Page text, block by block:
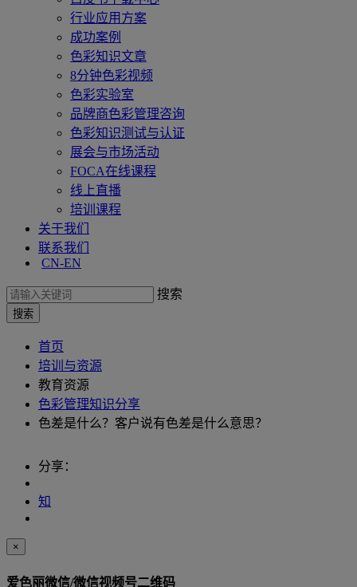
行业应用方案
成功案例
色彩知识文章
8分钟色彩视频
色彩实验室
品牌商色彩管理咨询
色彩知识测试与认证
展会与市场活动
FOCA在线课程
线上直播
培训课程
关于我们
联系我们
CN-EN
搜索
首页
培训与资源
教育资源
色彩管理知识分享
色差是什么？客户说有色差是什么意思？
分享：
知
×
爱色丽微信/微信视频号二维码